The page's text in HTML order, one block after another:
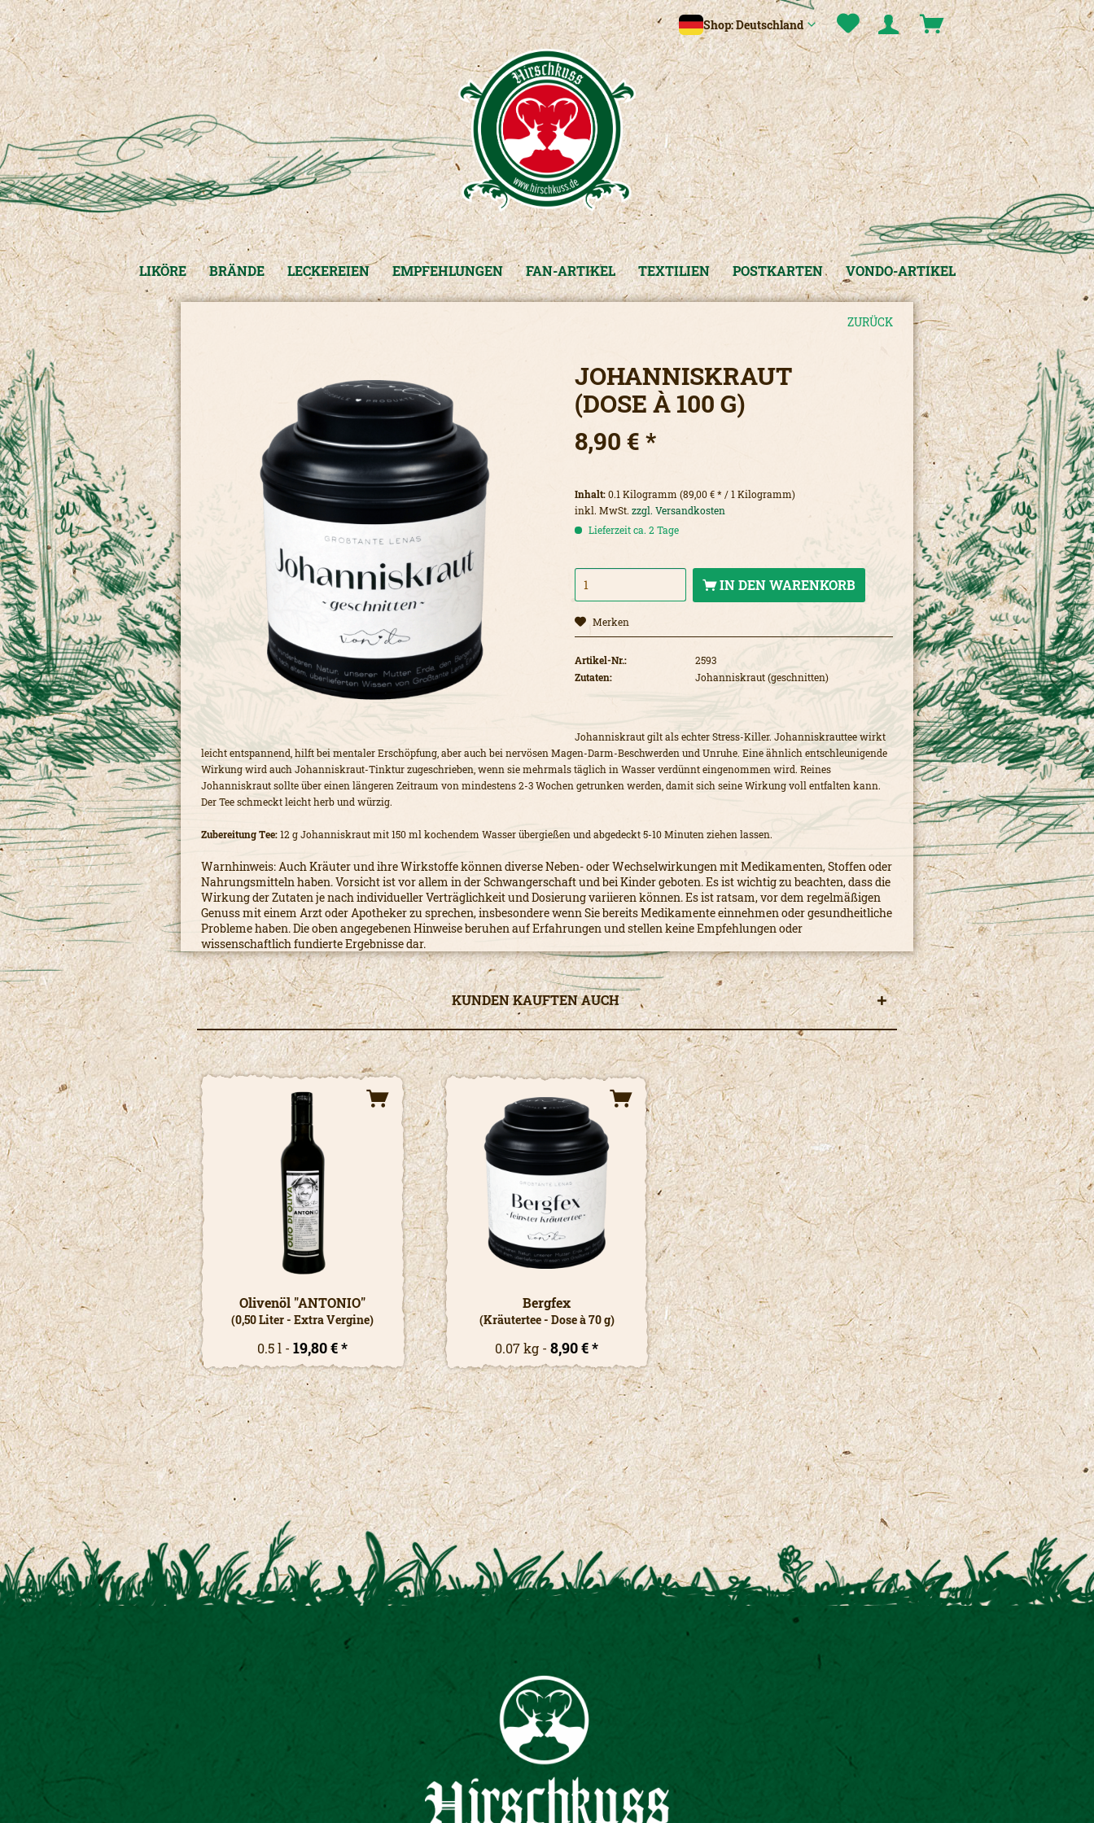
Shop: Deutschland
LIKÖRE BRÄNDE LECKEREIEN EMPFEHLUNGEN FAN-ARTIKEL TEXTILIEN POSTKARTEN VONDO-ARTIKEL
ZURÜCK
JOHANNISKRAUT
(DOSE À 100 G)
8,90 € *
Inhalt:0.1 Kilogramm (89,00 € * / 1 Kilogramm)
inkl. MwSt. zzgl. Versandkosten
Lieferzeit ca. 2 Tage
IN DEN WARENKORB
Merken
Artikel-Nr.:
2593
Zutaten:
Johanniskraut (geschnitten)
Johanniskraut gilt als echter Stress-Killer. Johanniskrauttee wirkt
leicht entspannend, hilft bei mentaler Erschöpfung, aber auch bei nervösen Magen-Darm-Beschwerden und Unruhe. Eine ähnlich entschleunigende
Wirkung wird auch Johanniskraut-Tinktur zugeschrieben, wenn sie mehrmals täglich in Wasser verdünnt eingenommen wird. Reines
Johanniskraut sollte über einen längeren Zeitraum von mindestens 2-3 Wochen getrunken werden, damit sich seine Wirkung voll entfalten kann.
Der Tee schmeckt leicht herb und würzig.
Zubereitung Tee:12 g Johanniskraut mit 150 ml kochendem Wasser übergießen und abgedeckt 5-10 Minuten ziehen lassen.
Warnhinweis: Auch Kräuter und ihre Wirkstoffe können diverse Neben- oder Wechselwirkungen mit Medikamenten, Stoffen oder
Nahrungsmitteln haben. Vorsicht ist vor allem in der Schwangerschaft und bei Kinder geboten. Es ist wichtig zu beachten, dass die
Wirkung der Zutaten je nach individueller Verträglichkeit und Dosierung variieren können. Es ist ratsam, vor dem regelmäßigen
Genuss mit einem Arzt oder Apotheker zu sprechen, insbesondere wenn Sie bereits Medikamente einnehmen oder gesundheitliche
Probleme haben. Die oben angegebenen Hinweise beruhen auf Erfahrungen und stellen keine Empfehlungen oder
wissenschaftlich fundierte Ergebnisse dar.
KUNDEN KAUFTEN AUCH
Olivenöl "ANTONIO"
(0,50 Liter - Extra Vergine)
0.5 l 19,80 € *
Bergfex
(Kräutertee - Dose à 70 g)
0.07 kg 8,90 € *